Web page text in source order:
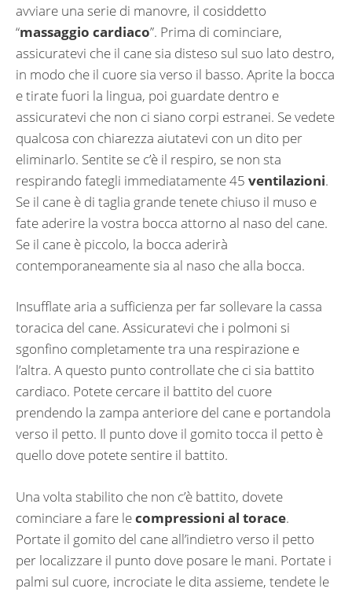
avviare una serie di manovre, il cosiddetto
“massaggio cardiaco”. Prima di cominciare,
assicuratevi che il cane sia disteso sul suo lato destro,
in modo che il cuore sia verso il basso. Aprite la bocca
e tirate fuori la lingua, poi guardate dentro e
assicuratevi che non ci siano corpi estranei. Se vedete
qualcosa con chiarezza aiutatevi con un dito per
eliminarlo. Sentite se c’è il respiro, se non sta
respirando fategli immediatamente 45 ventilazioni.
Se il cane è di taglia grande tenete chiuso il muso e
fate aderire la vostra bocca attorno al naso del cane.
Se il cane è piccolo, la bocca aderirà
contemporaneamente sia al naso che alla bocca.
Insufflate aria a sufficienza per far sollevare la cassa
toracica del cane. Assicuratevi che i polmoni si
sgonfino completamente tra una respirazione e
l’altra. A questo punto controllate che ci sia battito
cardiaco. Potete cercare il battito del cuore
prendendo la zampa anteriore del cane e portandola
verso il petto. Il punto dove il gomito tocca il petto è
quello dove potete sentire il battito.
Una volta stabilito che non c’è battito, dovete
cominciare a fare lecompressioni al torace.
Portate il gomito del cane all’indietro verso il petto
per localizzare il punto dove posare le mani. Portate i
palmi sul cuore, incrociate le dita assieme, tendete le